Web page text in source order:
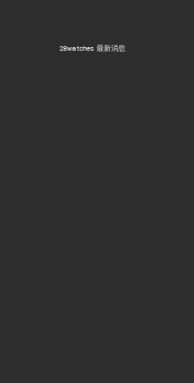
​28watches 最新消息